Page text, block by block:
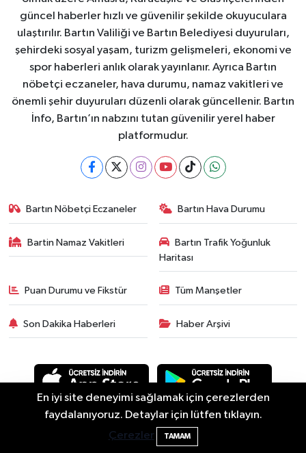
güncel haberler hızlı ve güvenilir şekilde okuyuculara
ulaştırılır. Bartın Valiliği ve Bartın Belediyesi duyuruları,
şehirdeki sosyal yaşam, turizm gelişmeleri, ekonomi ve
spor haberleri anlık olarak yayınlanır. Ayrıca Bartın
nöbetçi eczaneler, hava durumu, namaz vakitleri ve
önemli şehir duyuruları düzenli olarak güncellenir. Bartın
İnfo, Bartın’ın nabzını tutan güvenilir yerel haber
platformudur.
Bartın Nöbetçi Eczaneler Bartın Hava Durumu
Bartin Namaz Vakitleri
Bartın Trafik Yoğunluk
Haritası
Puan Durumu ve Fikstür Tüm Manşetler
Son Dakika Haberleri Haber Arşivi
Güncel Siyaset Spor
En iyi site deneyimi sağlamak için çerezlerden
faydalanıyoruz. Detaylar için lütfen tıklayın.
Çerezler
TAMAM
10:43 Bartın Sahillerinde 2 Ayda 271 Kişi
Ölümden Döndü